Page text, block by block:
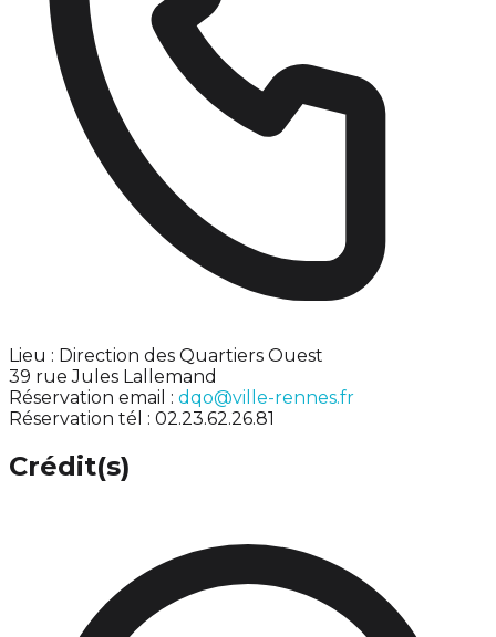
Lieu : Direction des Quartiers Ouest
39 rue Jules Lallemand
Réservation email : dqo@ville-rennes.fr
Réservation tél : 02.23.62.26.81
Crédit(s)